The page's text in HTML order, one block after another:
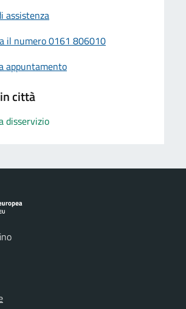
assistenza
il numero 0161 806010
appuntamento
città
disservizio